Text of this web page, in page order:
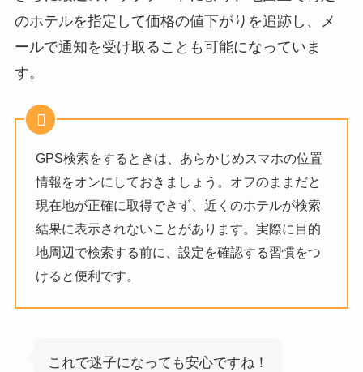
のホテルを指定して価格の値下がりを追跡し、メ
ールで通知を受け取ることも可能になっていま
す。
GPS検索をするときは、あらかじめスマホの位置
情報をオンにしておきましょう。オフのままだと
現在地が正確に取得できず、近くのホテルが検索
結果に表示されないことがあります。実際に目的
地周辺で検索する前に、設定を確認する習慣をつ
けると便利です。
これで迷子になっても安心ですね！